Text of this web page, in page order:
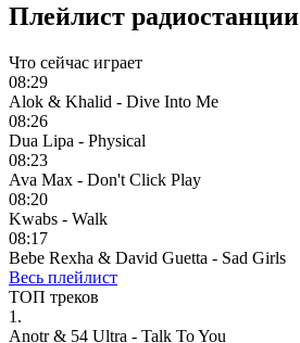
Плейлист радиостанции
Что сейчас играет
08:29
Alok & Khalid - Dive Into Me
08:26
Dua Lipa - Physical
08:23
Ava Max - Don't Click Play
08:20
Kwabs - Walk
08:17
Bebe Rexha & David Guetta - Sad Girls
Весь плейлист
ТОП треков
1.
Anotr & 54 Ultra - Talk To You